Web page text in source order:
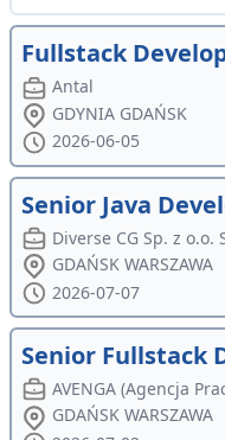
Fullstack
Antal
GDYNIA GDAŃSK
2026-06-05
Senior Java
Diverse CG Sp. z o.o.
GDAŃSK WARSZAWA
2026-07-07
Senior Fullstack
AVENGA (Agencja
GDAŃSK WARSZAWA